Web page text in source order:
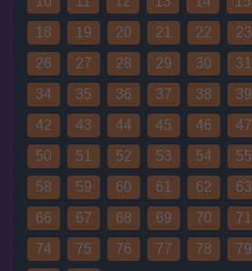
Hirdetés
18
19 20 21 22 23
26
27 28 29 30 31
34
35 36 37 38 39
42
43 44 45 46 47
50
51 52 53 54 55
58
59 60 61 62 63
66
67 68 69 70 71
74
75 76 77 78 79